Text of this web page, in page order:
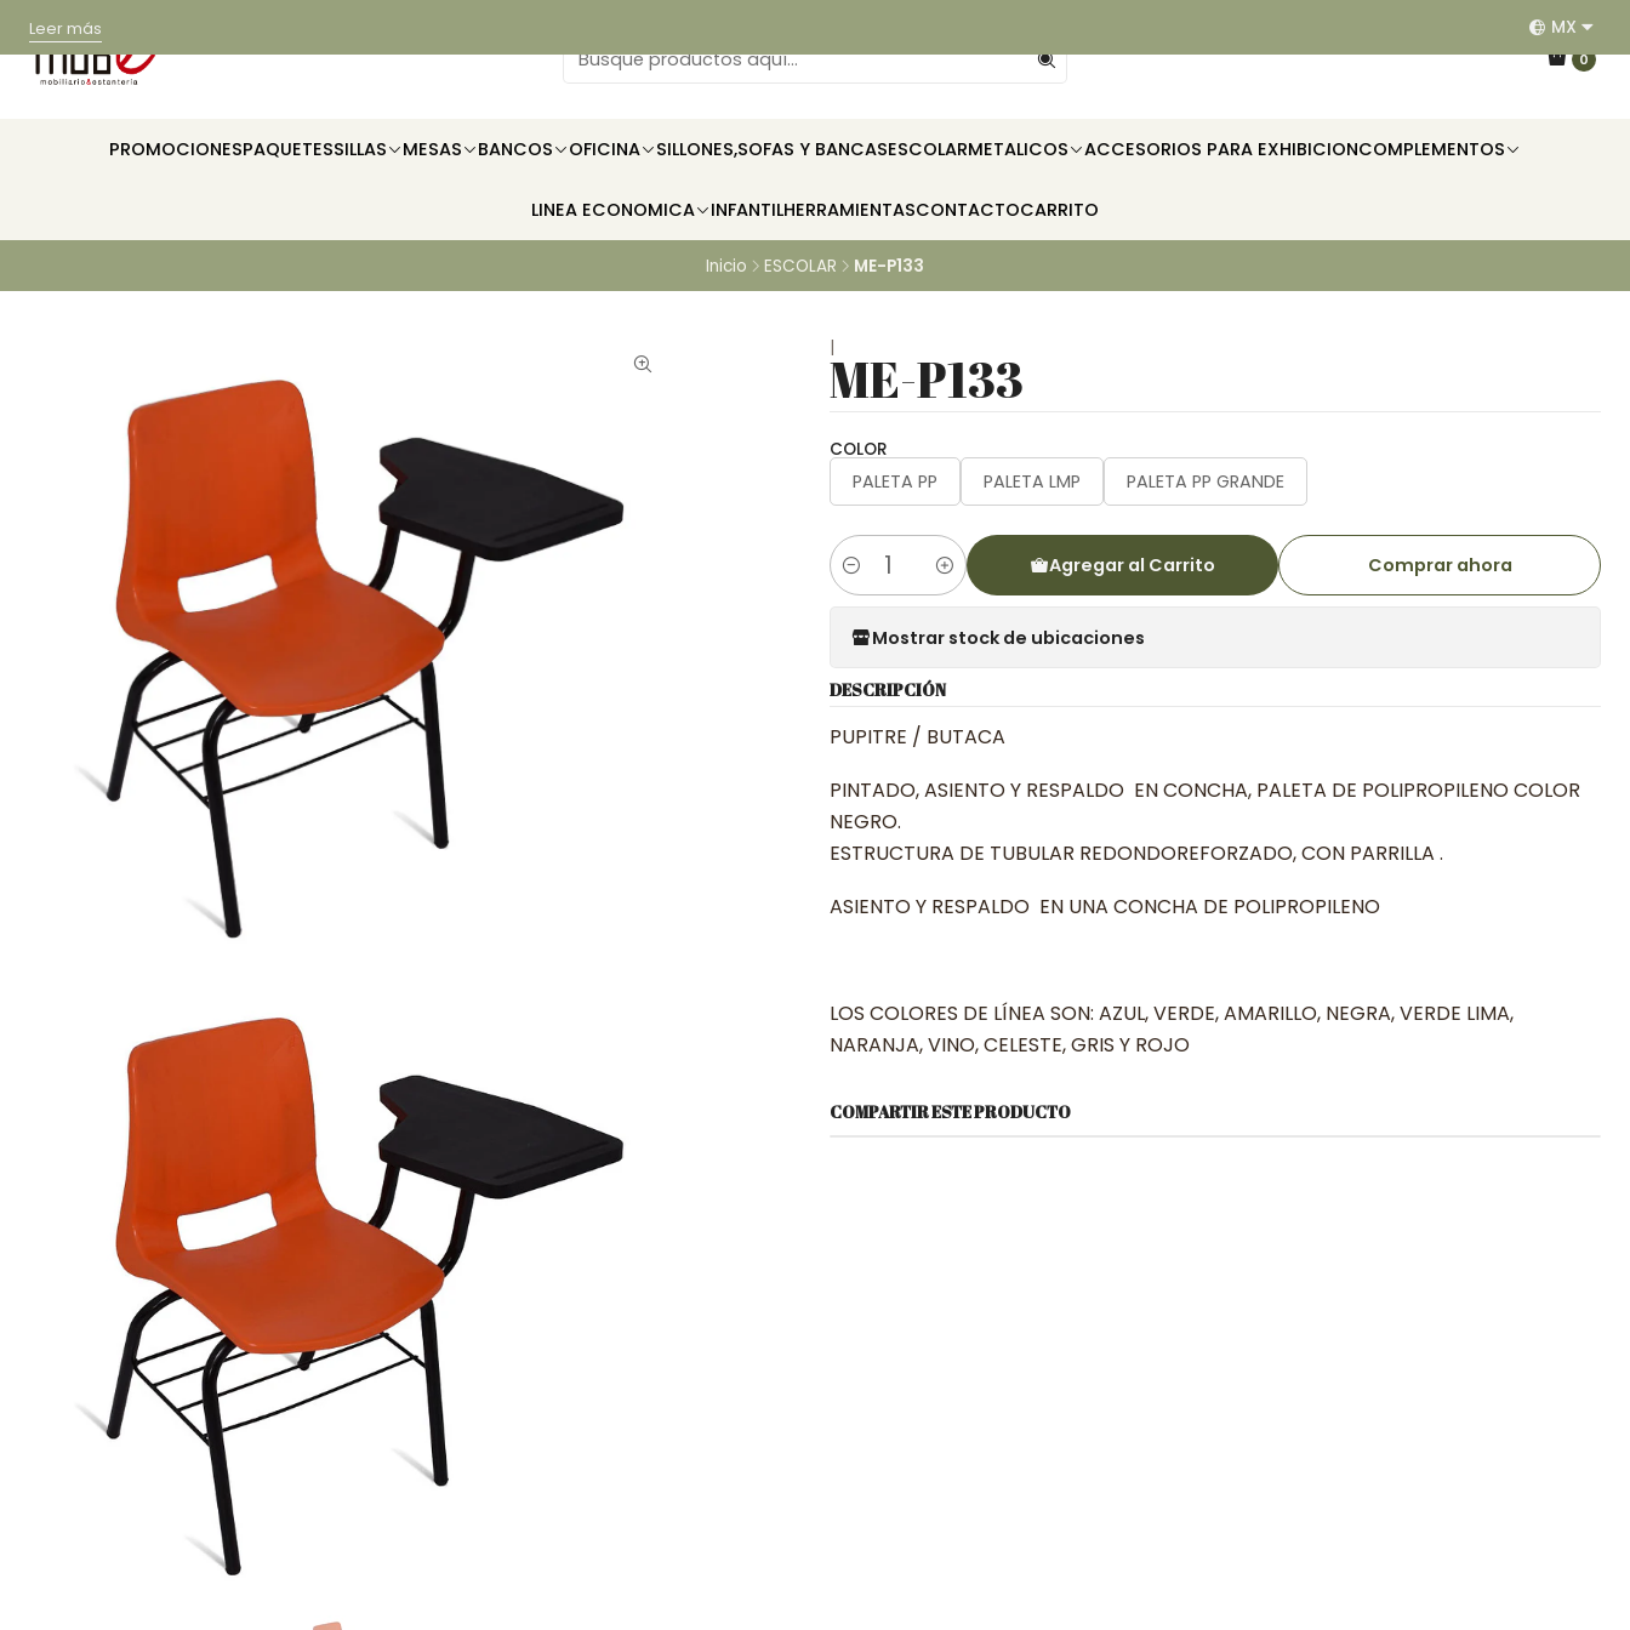
0
PROMOCIONESPAQUETESSILLAS MESAS BANCOS OFICINA SILLONES,SOFAS Y BANCASESCOLARMETALICOS ACCESORIOS PARA EXHIBICIONCOMPLEMENTOS
LINEA ECONOMICA INFANTILHERRAMIENTASCONTACTOCARRITO
Leer más EQUIPAMOS RESTAURANTES, HOTELES, OFICINAS E
MX
Inicio ESCOLAR ME-P133
|ME-P133
COLOR
PALETA PP PALETA LMP PALETA PP GRANDE
Cantidad
Agregar al Carrito Comprar ahora
Mostrar stock de ubicaciones
DESCRIPCIÓN
PUPITRE / BUTACA
PINTADO, ASIENTO Y RESPALDO EN CONCHA, PALETA DE POLIPROPILENO COLOR
NEGRO.
ESTRUCTURA DE TUBULAR REDONDOREFORZADO, CON PARRILLA .
ASIENTO Y RESPALDO EN UNA CONCHA DE POLIPROPILENO
LOS COLORES DE LÍNEA SON: AZUL, VERDE, AMARILLO, NEGRA, VERDE LIMA,
NARANJA, VINO, CELESTE, GRIS Y ROJO
COMPARTIR ESTE PRODUCTO